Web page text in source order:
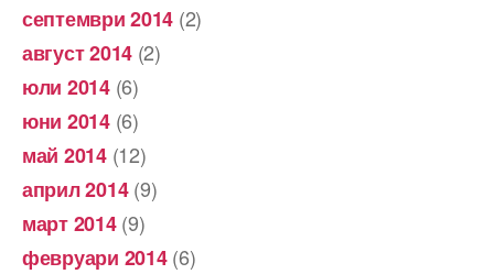
септември 2014 (2)
август 2014 (2)
юли 2014(6)
юни 2014(6)
май 2014(12)
април 2014(9)
март 2014(9)
февруари 2014(6)